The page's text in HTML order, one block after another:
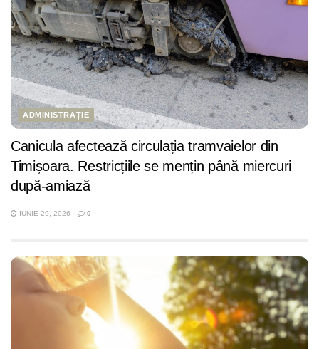
ADMINISTRAȚIE
Canicula afectează circulația tramvaielor din
Timișoara. Restricțiile se mențin până miercuri
după-amiază
IUNIE 29, 2026 0